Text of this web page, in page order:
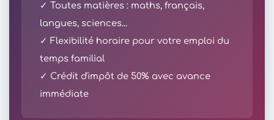
✓ Toutes matières : maths, français,
langues, sciences...
✓ Flexibilité horaire pour votre emploi du
temps familial
✓ Crédit d'impôt de 50% avec avance
immédiate